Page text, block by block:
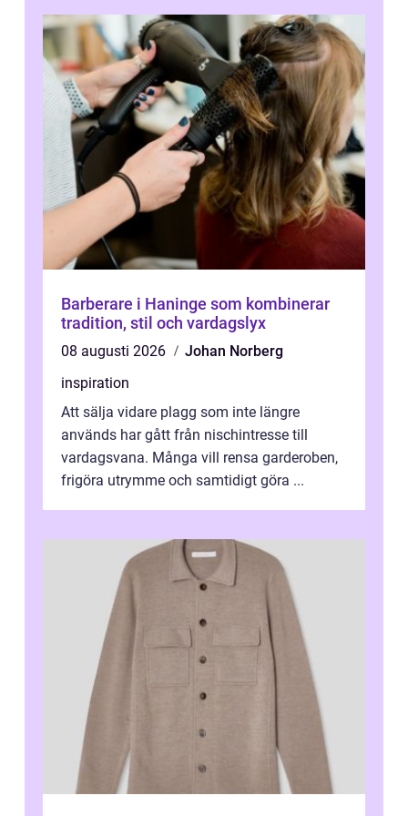
Barberare i Haninge som kombinerar
tradition, stil och vardagslyx
08 augusti 2026
Johan Norberg
inspiration
Att sälja vidare plagg som inte längre
används har gått från nischintresse till
vardagsvana. Många vill rensa garderoben,
frigöra utrymme och samtidigt göra ...